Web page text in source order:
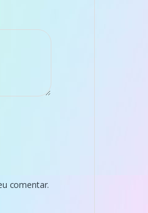
comentar.